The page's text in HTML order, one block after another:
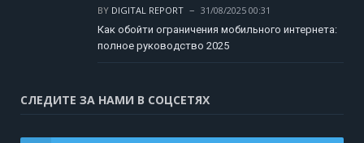
BY DIGITAL REPORT
31/08/2025 00:31
Как обойти ограничения мобильного интернета:
полное руководство 2025
СЛЕДИТЕ ЗА НАМИ В СОЦСЕТЯХ